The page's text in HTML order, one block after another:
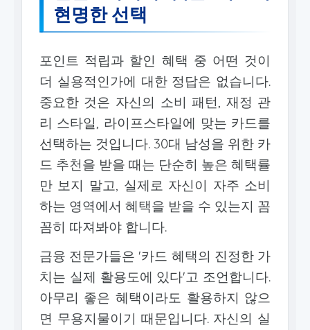
현명한 선택
포인트 적립과 할인 혜택 중 어떤 것이
더 실용적인가에 대한 정답은 없습니다.
중요한 것은 자신의 소비 패턴, 재정 관
리 스타일, 라이프스타일에 맞는 카드를
선택하는 것입니다. 30대 남성을 위한 카
드 추천을 받을 때는 단순히 높은 혜택률
만 보지 말고, 실제로 자신이 자주 소비
하는 영역에서 혜택을 받을 수 있는지 꼼
꼼히 따져봐야 합니다.
금융 전문가들은 '카드 혜택의 진정한 가
치는 실제 활용도에 있다'고 조언합니다.
아무리 좋은 혜택이라도 활용하지 않으
면 무용지물이기 때문입니다. 자신의 실